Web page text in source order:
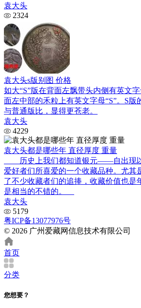
袁大头
2324
袁大头s版别图 价格
如大“S”版在背面左飘带头内侧有英文字
面左中部的禾粒上有英文字母“S”。S版
与普通版比，显得更苍老。
袁大头
4229
袁大头都是哪些年 直径厚度 重量
历史上我们都知道银元——自出现以
爱好者们所喜爱的一个收藏品种。尤其
了不少收藏者们的追捧，收藏价值也是
是相当的不错的。
袁大头
5179
粤ICP备13077976号
© 2026 广州爱藏网信息技术有限公司
首页
分类
您想要？